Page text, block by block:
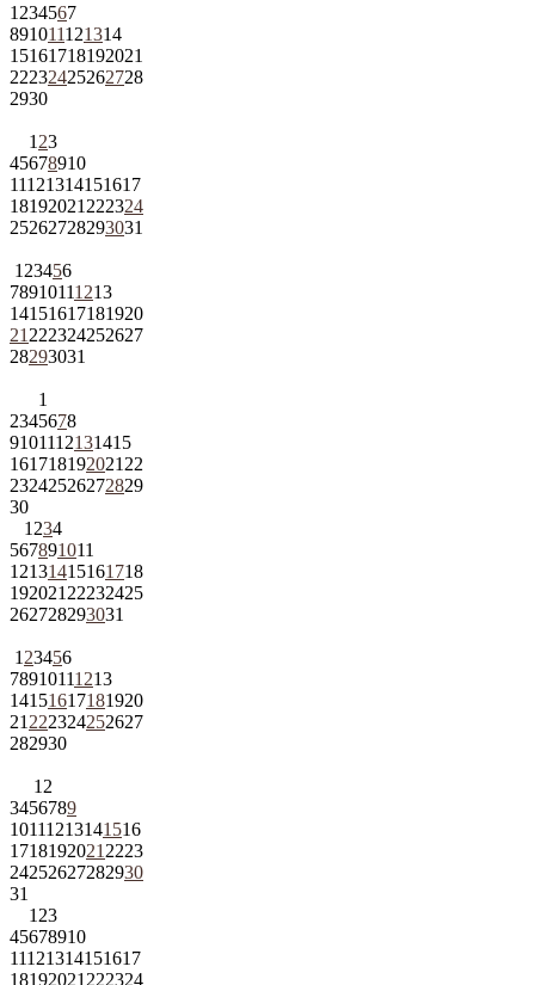
1 234567
891011121314
15161718192021
22232425262728
2930
1 23
45678910
11121314151617
18192021 222324
25262728293031
1 23456
78910111213
14151617181920
21 222324252627
28293031
1
2345678
9101112131415
161718192021 22
23242526272829
30
1 234
567891011
12131415161718
192021 22232425
262728293031
1 23456
78910111213
14151617181920
21 222324252627
282930
1 2
3456789
10111213141516
1718192021 2223
24252627282930
31
1 23
45678910
11121314151617
18192021 222324